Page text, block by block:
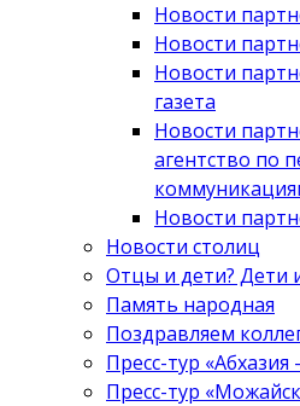
Новости
Новости
Новости
газета
Новости
агентство по
Новости
Новости столиц
Отцы и дети? Дети
Память народная
Поздравляем
Пресс-тур
Пресс-тур